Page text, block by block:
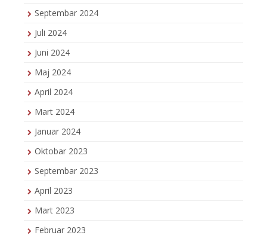
Septembar 2024
Juli 2024
Juni 2024
Maj 2024
April 2024
Mart 2024
Januar 2024
Oktobar 2023
Septembar 2023
April 2023
Mart 2023
Februar 2023